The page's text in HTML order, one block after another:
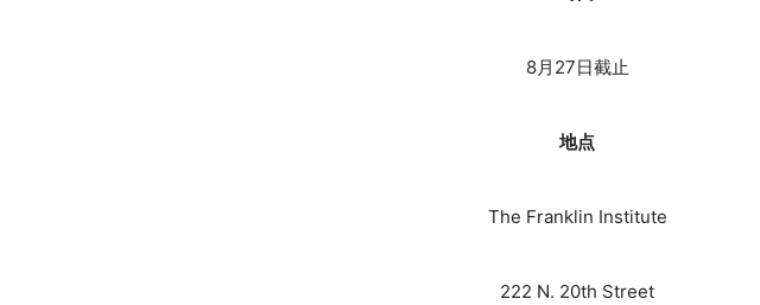
8月27日截止
地点
The Franklin Institute
222 N. 20th Street